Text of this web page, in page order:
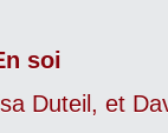
soi
Duteil, et